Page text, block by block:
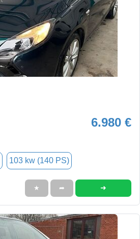
6.980 €
103 kw (140 PS)
★ ➦ ➜